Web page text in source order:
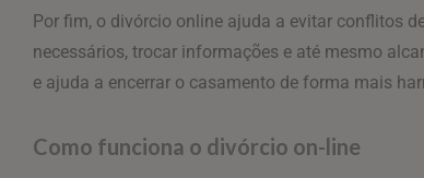
Por fim, o divórcio online ajuda a evitar conflitos
necessários, trocar informações e até mesmo
e ajuda a encerrar o casamento de forma mais
Como funciona o divórcio on-line